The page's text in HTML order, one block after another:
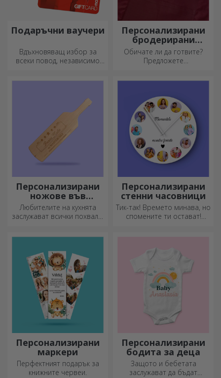
Подаръчни ваучери
Вдъхновяващ избор за
всеки повод, независимо
Персонализирани
бродерирани
шорти
Обичате ли да готвите?
Предложете
Персонализирани
ножове във
формата на
бутилка
Любителите на кухнята
заслужават всички похвали.
деликатеси.
Персонализирани
стенни часовници
Тик-так! Времето минава, но
спомените ти остават!
Персонализирани
маркери
Перфектният подарък за
книжните червеи.
Персонализирани
бодита за деца
Защото и бебетата
заслужават да бъдат